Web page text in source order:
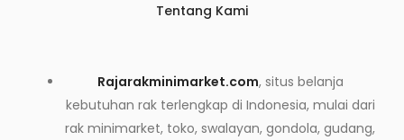
Tentang Kami
Rajarakminimarket.com, situs belanja
kebutuhan rak terlengkap di Indonesia, mulai dari
rak minimarket, toko, swalayan, gondola, gudang,